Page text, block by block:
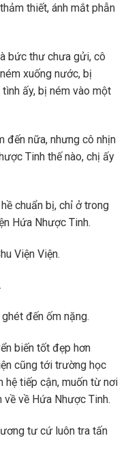
thiết, ánh mắt phẫn
bức thư chưa gửi, cô
xuống nước, bị
ấy, bị ném vào một
đến nữa, nhưng cô nhịn
Tinh thế nào, chị ấy
chuẩn bị, chỉ ở trong
Hứa Nhược Tinh.
Viện Viện.
đến ốm nặng.
biến tốt đẹp hơn
cũng tới trường học
hệ tiếp cận, muốn từ nơi
về Hứa Nhược Tinh.
tư cứ luôn tra tấn